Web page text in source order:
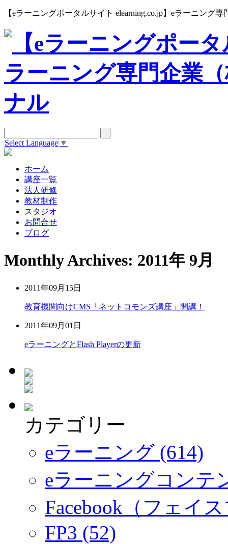
【eラーニングポータルサイト elearning.co.jp】eラーニング
Select Language ▼
ホーム
講座一覧
法人研修
教材制作
スタジオ
お問合せ
ブログ
Monthly Archives: 2011年 9月
2011年09月15日
教育機関向けCMS「ネットコモンズ講座」開講！
2011年09月01日
eラーニングとFlash Playerの更新
カテゴリー
eラーニング (614)
eラーニングコンテ
Facebook（フェイ
FP3 (52)